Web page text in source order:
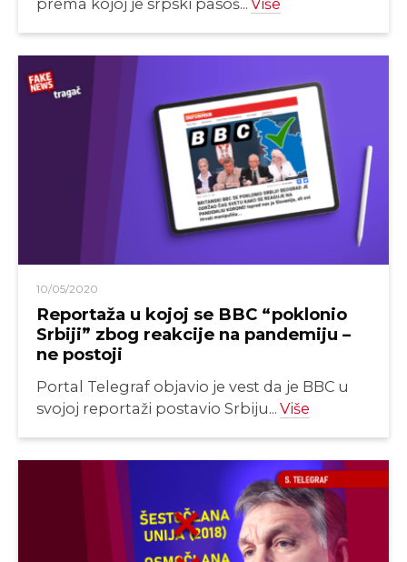
prema kojoj je srpski pasoš... Više
10/05/2020
Reportaža u kojoj se BBC “poklonio
Srbiji” zbog reakcije na pandemiju –
ne postoji
Portal Telegraf objavio je vest da je BBC u
svojoj reportaži postavio Srbiju... Više